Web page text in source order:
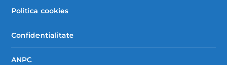
Politica cookies
Confidentialitate
ANPC